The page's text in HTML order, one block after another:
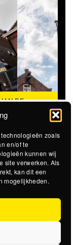
zoals
en/of te
kunnen wij
site verwerken. Als
kan dit een
mogelijkheden.
DE